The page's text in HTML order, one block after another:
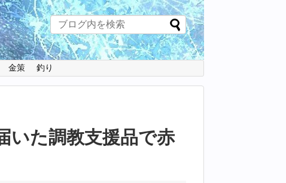
金策 釣り
いた調教支援品で赤